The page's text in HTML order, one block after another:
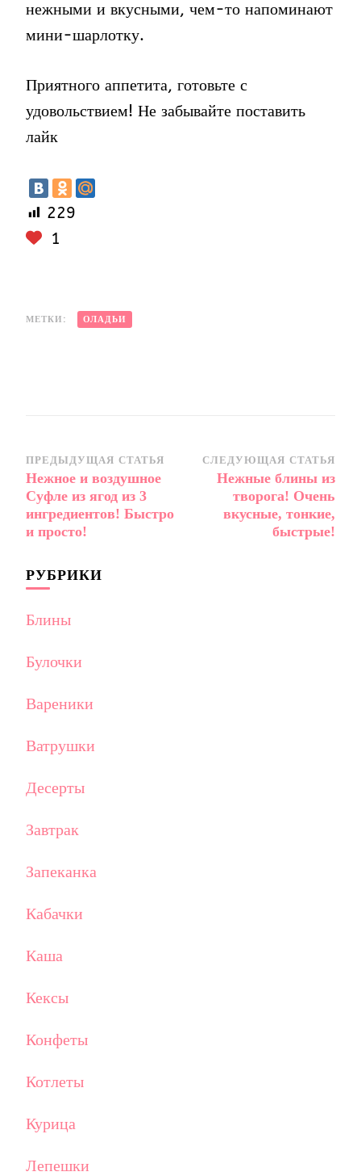
нежными и вкусными, чем-то напоминают
мини-шарлотку.
Приятного аппетита, готовьте с
удовольствием! Не забывайте поставить
лайк
229
1
МЕТКИ: ОЛАДЬИ
Навигация
по
записям
ПРЕДЫДУЩАЯ СТАТЬЯ
Нежное и воздушное
Суфле из ягод из 3
ингредиентов! Быстро
и просто!
СЛЕДУЮЩАЯ СТАТЬЯ
Нежные блины из
творога! Очень
вкусные, тонкие,
быстрые!
РУБРИКИ
Блины
Булочки
Вареники
Ватрушки
Десерты
Завтрак
Запеканка
Кабачки
Каша
Кексы
Конфеты
Котлеты
Курица
Лепешки